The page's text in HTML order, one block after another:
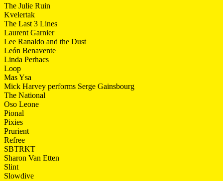
The Julie Ruin
Kvelertak
The Last 3 Lines
Laurent Garnier
Lee Ranaldo and the Dust
León Benavente
Linda Perhacs
Loop
Mas Ysa
Mick Harvey performs Serge Gainsbourg
The National
Oso Leone
Pional
Pixies
Prurient
Refree
SBTRKT
Sharon Van Etten
Slint
Slowdive